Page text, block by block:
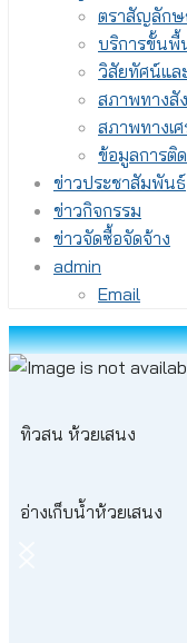
ตราสัญลัก
บริการขั้นพื้
วิสัยทัศน์แล
สภาพทางสั
สภาพทางเ
ข้อมูลการติ
ข่าวประชาสัมพันธ์
ข่าวกิจกรรม
ข่าวจัดซื้อจัดจ้าง
admin
Email
ทิวสน ห้วยเสนง
อ่างเก็บน้ำห้วยเสนง